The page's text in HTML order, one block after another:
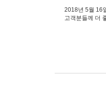
2018년 5월 16
고객분들께 더